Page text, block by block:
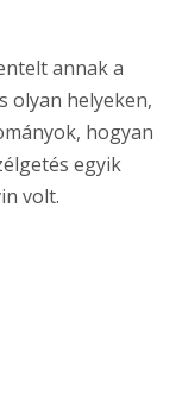
annak a
olyan helyeken,
hogyan
egyik
volt.